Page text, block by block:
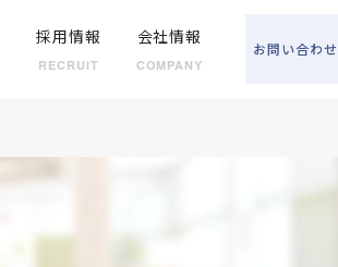
お問い合わせ
採用情報
RECRUIT
会社情報
COMPANY